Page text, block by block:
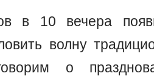
в 10 вечера
волну
о